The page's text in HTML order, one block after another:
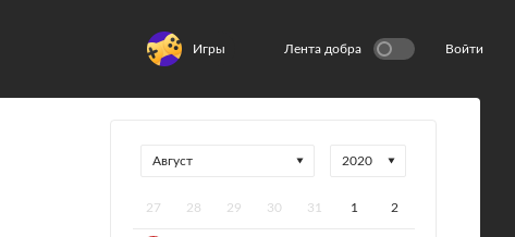
Игры Лента добра Войти
27 28 29 30 31 1 2